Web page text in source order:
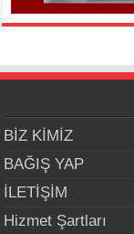
BİZ KİMİZ
BAĞIŞ YAP
İLETİŞİM
Hizmet Şartları